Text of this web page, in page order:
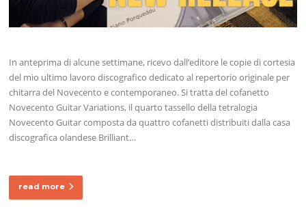
In anteprima di alcune settimane, ricevo dall’editore le copie di cortesia
del mio ultimo lavoro discografico dedicato al repertorio originale per
chitarra del Novecento e contemporaneo. Si tratta del cofanetto
Novecento Guitar Variations, il quarto tassello della tetralogia
Novecento Guitar composta da quattro cofanetti distribuiti dalla casa
discografica olandese Brilliant…
read more